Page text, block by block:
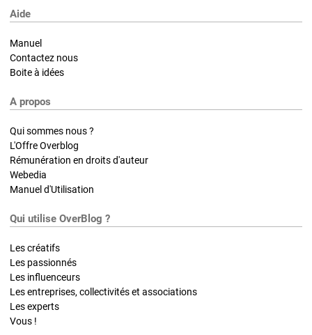
Aide
Manuel
Contactez nous
Boite à idées
A propos
Qui sommes nous ?
L'Offre Overblog
Rémunération en droits d'auteur
Webedia
Manuel d'Utilisation
Qui utilise OverBlog ?
Les créatifs
Les passionnés
Les influenceurs
Les entreprises, collectivités et associations
Les experts
Vous !